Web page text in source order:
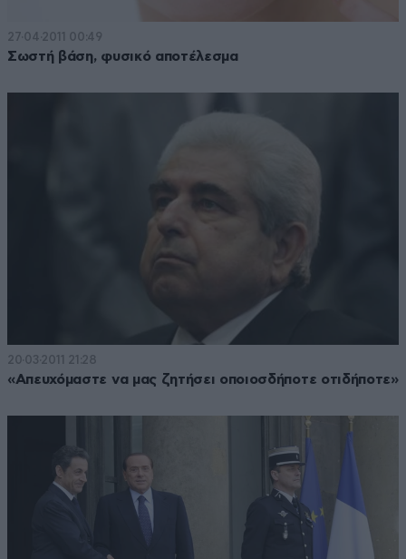
27·04·2011 00:49
Σωστή βάση, φυσικό αποτέλεσμα
20·03·2011 21:28
«Απευχόμαστε να μας ζητήσει οποιοσδήποτε οτιδήποτε»